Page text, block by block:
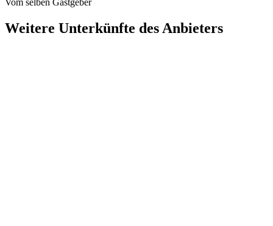
Vom selben Gastgeber
Weitere Unterkünfte des Anbieters